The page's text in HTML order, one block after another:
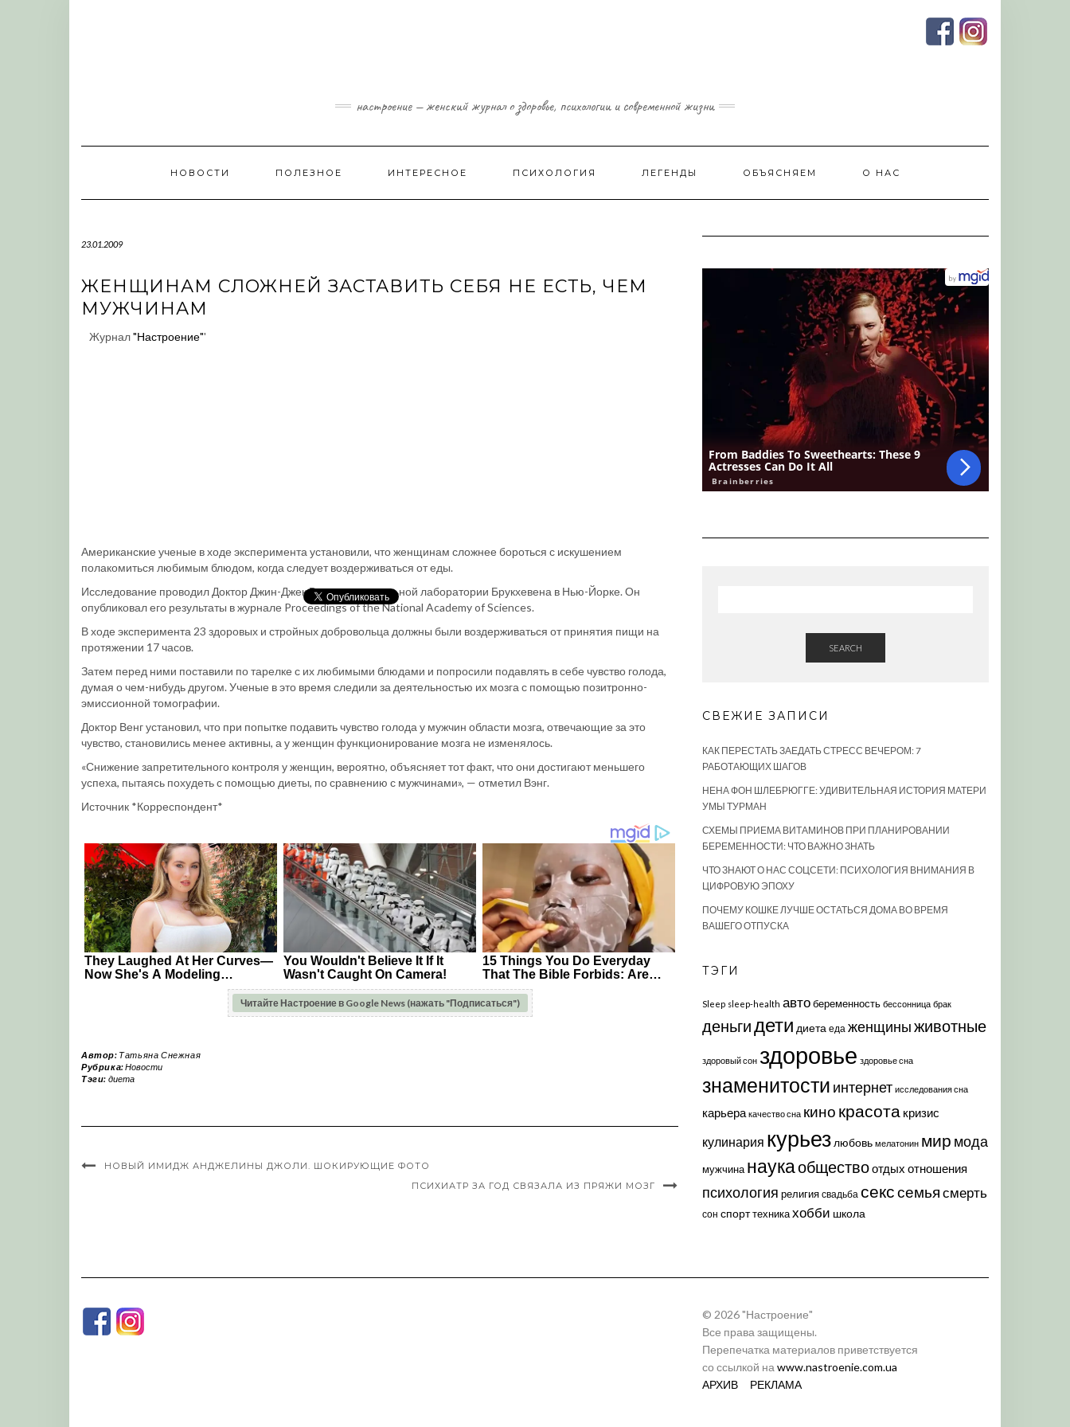
настроение — женский журнал о здоровье, психологии и современной жизни
НОВОСТИ ПОЛЕЗНОЕ ИНТЕРЕСНОЕ ПСИХОЛОГИЯ ЛЕГЕНДЫ ОБЪЯСНЯЕМ О НАС
23.01.2009
ЖЕНЩИНАМ СЛОЖНЕЙ ЗАСТАВИТЬ СЕБЯ НЕ ЕСТЬ, ЧЕМ
МУЖЧИНАМ
Журнал"Настроение"'
Американские ученые в ходе эксперимента установили, что женщинам сложнее бороться с искушением
полакомиться любимым блюдом, когда следует воздерживаться от еды.
Исследование проводил Доктор Джин-Джек Вэнг в национальной лаборатории Брукхевена в Нью-Йорке. Он
опубликовал его результаты в журнале Proceedings of the National Academy of Sciences.
В ходе эксперимента 23 здоровых и стройных добровольца должны были воздерживаться от принятия пищи на
протяжении 17 часов.
Затем перед ними поставили по тарелке с их любимыми блюдами и попросили подавлять в себе чувство голода,
думая о чем-нибудь другом. Ученые в это время следили за деятельностью их мозга с помощью позитронно-
эмиссионной томографии.
Доктор Венг установил, что при попытке подавить чувство голода у мужчин области мозга, отвечающие за это
чувство, становились менее активны, а у женщин функционирование мозга не изменялось.
«Снижение запретительного контроля у женщин, вероятно, объясняет тот факт, что они достигают меньшего
успеха, пытаясь похудеть с помощью диеты, по сравнению с мужчинами», — отметил Вэнг.
Источник *Корреспондент*
Читайте Настроение в Google News (нажать "Подписаться")
Автор: Татьяна Снежная
Рубрика:Новости
Тэги: диета
НОВЫЙ ИМИДЖ АНДЖЕЛИНЫ ДЖОЛИ. ШОКИРУЮЩИЕ ФОТО
ПСИХИАТР ЗА ГОД СВЯЗАЛА ИЗ ПРЯЖИ МОЗГ
SEARCH
СВЕЖИЕ ЗАПИСИ
КАК ПЕРЕСТАТЬ ЗАЕДАТЬ СТРЕСС ВЕЧЕРОМ: 7
РАБОТАЮЩИХ ШАГОВ
НЕНА ФОН ШЛЕБРЮГГЕ: УДИВИТЕЛЬНАЯ ИСТОРИЯ МАТЕРИ
УМЫ ТУРМАН
СХЕМЫ ПРИЕМА ВИТАМИНОВ ПРИ ПЛАНИРОВАНИИ
БЕРЕМЕННОСТИ: ЧТО ВАЖНО ЗНАТЬ
ЧТО ЗНАЮТ О НАС СОЦСЕТИ: ПСИХОЛОГИЯ ВНИМАНИЯ В
ЦИФРОВУЮ ЭПОХУ
ПОЧЕМУ КОШКЕ ЛУЧШЕ ОСТАТЬСЯ ДОМА ВО ВРЕМЯ
ВАШЕГО ОТПУСКА
ТЭГИ
Sleep sleep-health автобеременность бессонница брак
деньгидети диета еда женщиныживотные
здоровый сон здоровье здоровье сна
знаменитости интернет исследования сна
карьера качество сна кино красота кризис
кулинария курьез любовь мелатонин мир мода
мужчина наукаобществоотдых отношения
психология религия свадьба секссемья смерть
сон спорттехникахобби школа
© 2026 "Настроение"
Все права защищены.
Перепечатка материалов приветствуется
со ссылкой на www.nastroenie.com.ua
АРХИВ
РЕКЛАМА